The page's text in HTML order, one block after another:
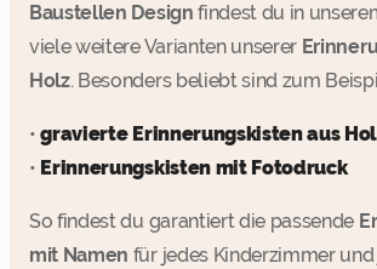
Baustellen Design findest du in
viele weitere Varianten unserer
Holz. Besonders beliebt sind zum
•gravierte Erinnerungskisten aus
• Erinnerungskisten mit Fotodruck
So findest du garantiert die passende
mit Namen für jedes Kinderzimmer und